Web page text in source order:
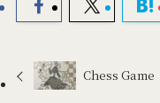
Chess Game